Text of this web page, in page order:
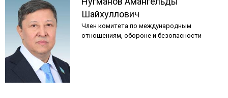
Шайхуллович
Член комитета по международным
отношениям, обороне и безопасности